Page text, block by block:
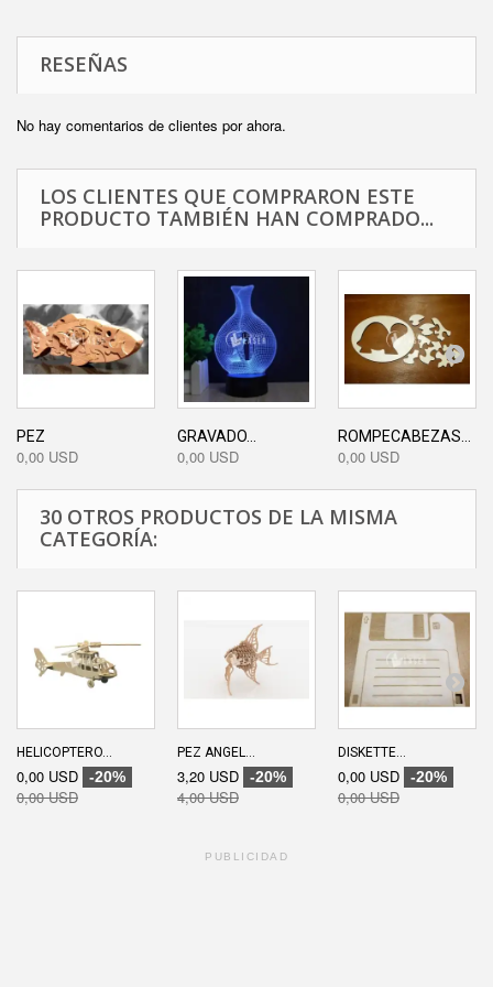
RESEÑAS
No hay comentarios de clientes por ahora.
LOS CLIENTES QUE COMPRARON ESTE
PRODUCTO TAMBIÉN HAN COMPRADO...
PEZ
0,00 USD
GRAVADO...
0,00 USD
ROMPECABEZAS...
0,00 USD
30 OTROS PRODUCTOS DE LA MISMA
CATEGORÍA:
HELICOPTERO...
0,00 USD -20%
0,00 USD
PEZ ANGEL...
3,20 USD -20%
4,00 USD
DISKETTE...
0,00 USD -20%
0,00 USD
PUBLICIDAD